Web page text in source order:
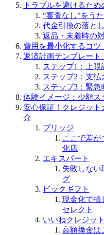
トラブルを避けるため
“審査なし”をう
代金引換の落と
返品・未着時の
費用を最小化するコ
返済計画テンプレート
ステップ1：上限
ステップ2：支払
ステップ3：緊急
体験イメージ：少額ス
安心保証！クレジット
介
ブリッジ
ここで差が
化店
エキスパート
失敗しない
グ
ビックギフト
現金化で損
セレクト
いいねクレジット
高額換金は